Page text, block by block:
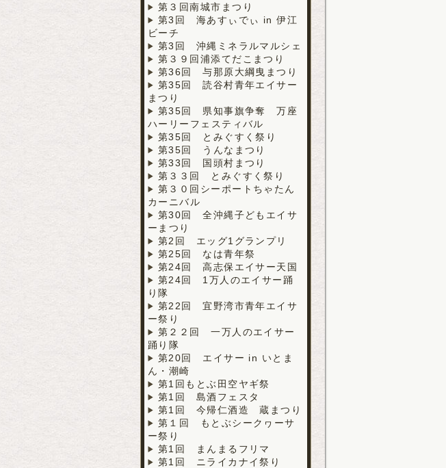
第３回南城市まつり
第3回 海あすぃでぃ in 伊江
ビーチ
第3回 沖縄ミネラルマルシェ
第３９回浦添てだこまつり
第36回 与那原大綱曳まつり
第35回 読谷村青年エイサー
まつり
第35回 県知事旗争奪 万座
ハーリーフェスティバル
第35回 とみぐすく祭り
第35回 うんなまつり
第33回 国頭村まつり
第３３回 とみぐすく祭り
第３０回シーポートちゃたん
カーニバル
第30回 全沖縄子どもエイサ
ーまつり
第2回 エッグ1グランプリ
第25回 なは青年祭
第24回 高志保エイサー天国
第24回 1万人のエイサー踊
り隊
第22回 宜野湾市青年エイサ
ー祭り
第２２回 一万人のエイサー
踊り隊
第20回 エイサー in いとま
ん・潮崎
第1回もとぶ田空ヤギ祭
第1回 島酒フェスタ
第1回 今帰仁酒造 蔵まつり
第１回 もとぶシークヮーサ
ー祭り
第1回 まんまるフリマ
第1回 ニライカナイ祭り